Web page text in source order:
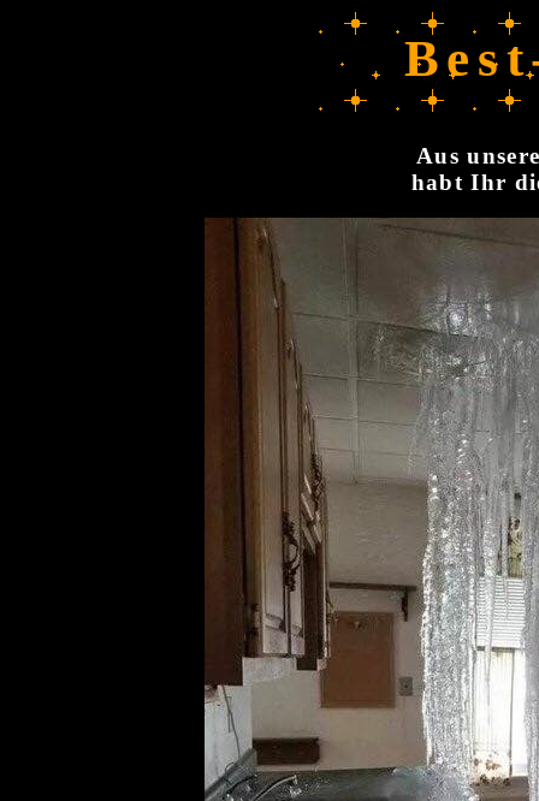
Aus
habt Ihr